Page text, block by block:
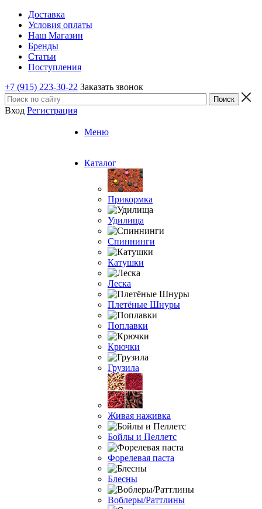
Доставка
Условия оплаты
Наш Магазин
Бренды
Статьи
Поступления
+7 (915) 223-30-22 Заказать звонок
Вход Регистрация
Меню
Каталог
Прикормка
Удилища
Спиннинги
Катушки
Леска
Плетёные Шнуры
Поплавки
Крючки
Грузила
Живая наживка
Бойлы и Пеллетс
Форелевая паста
Блесны
Воблеры/Раттлины